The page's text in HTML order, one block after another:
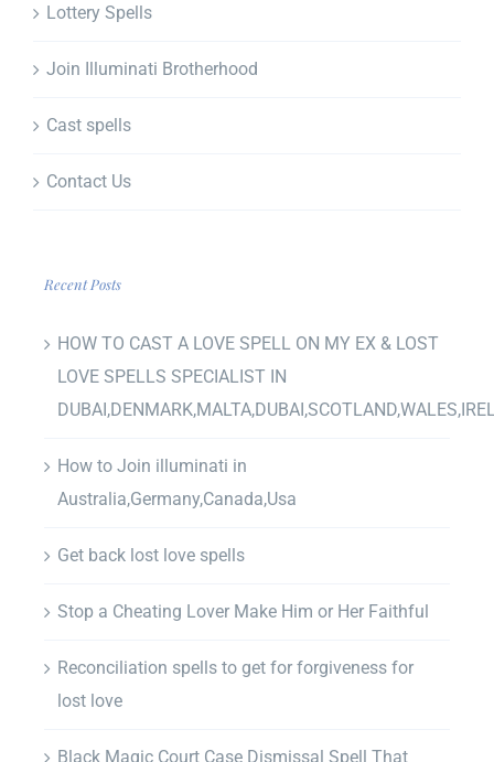
Lottery Spells
Join Illuminati Brotherhood
Cast spells
Contact Us
Recent Posts
HOW TO CAST A LOVE SPELL ON MY EX & LOST
LOVE SPELLS SPECIALIST IN
How to Join illuminati in
Australia,Germany,Canada,Usa
Get back lost love spells
Stop a Cheating Lover Make Him or Her Faithful
Reconciliation spells to get for forgiveness for
lost love
Black Magic Court Case Dismissal Spell That